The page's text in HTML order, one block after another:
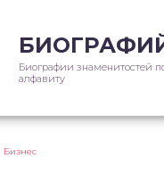
Биографии знаменитостей
алфавиту
Бизнес